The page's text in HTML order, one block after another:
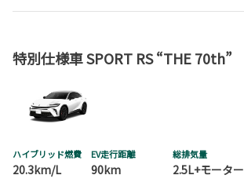
特別仕様車 SPORT RS “THE 70th”
ハイブリッド燃費
20.3km/L
EV走行距離
90km
総排気量
2.5L+モーター